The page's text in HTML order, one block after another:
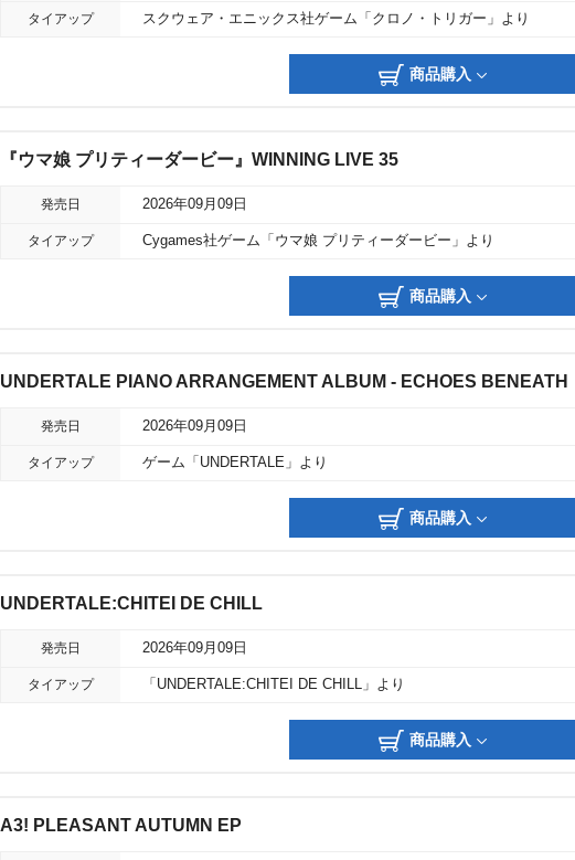
タイアップ スクウェア・エニックス社ゲーム「クロノ・トリガー」より
商品購入
『ウマ娘 プリティーダービー』WINNING LIVE 35
発売日 2026年09月09日
タイアップ Cygames社ゲーム「ウマ娘 プリティーダービー」より
商品購入
UNDERTALE PIANO ARRANGEMENT ALBUM - ECHOES BENEATH
発売日 2026年09月09日
タイアップ ゲーム「UNDERTALE」より
商品購入
UNDERTALE:CHITEI DE CHILL
発売日 2026年09月09日
タイアップ 「UNDERTALE:CHITEI DE CHILL」より
商品購入
A3! PLEASANT AUTUMN EP